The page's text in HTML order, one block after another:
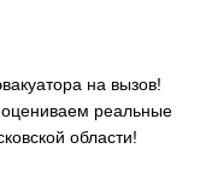
на вызов!
реальные
области!